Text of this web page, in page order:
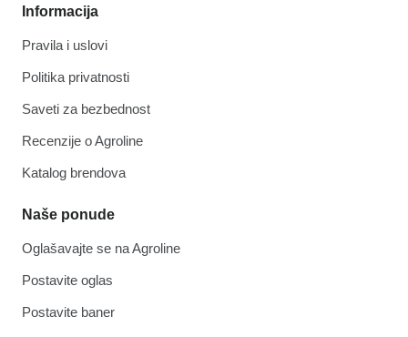
Informacija
Pravila i uslovi
Politika privatnosti
Saveti za bezbednost
Recenzije o Agroline
Katalog brendova
Naše ponude
Oglašavajte se na Agroline
Postavite oglas
Postavite baner